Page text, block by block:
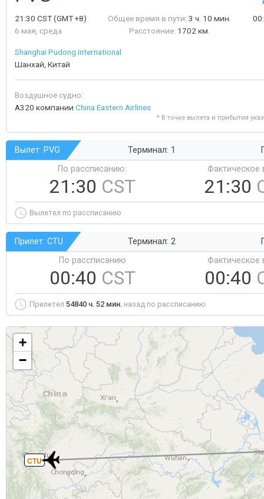
21:30 CST(GMT +8)
6 мая, среда
Общее время в пути: 3 ч. 10 мин.
Расстояние: 1702 км.
Shanghai Pudong International
Шанхай, Китай
Воздушное судно:
A320 компании China Eastern Airlines
* В точке вылета и прибытия
Вылет: PVG Терминал: 1
По рассписанию:
21:30 CST
Фактическое
21:30
Вылетел по рассписанию
Прилет: CTU Терминал: 2
По рассписанию
00:40 CST
Фактическое
00:40
Прилетел 54840 ч. 52 мин. назад по рассписанию
CTU
+
−